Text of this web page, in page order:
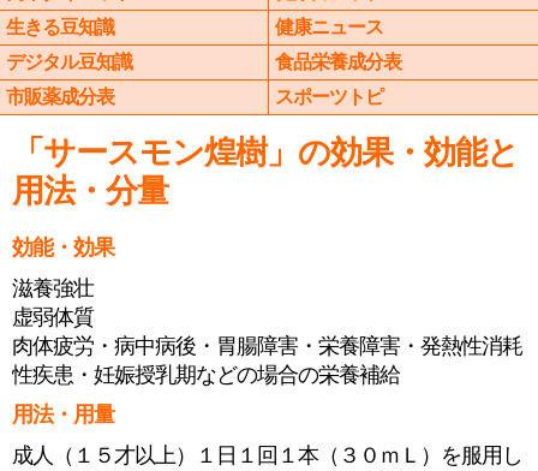
生きる豆知識
健康ニュース
デジタル豆知識
食品栄養成分表
市販薬成分表
スポーツトピ
「サースモン煌樹」の効果・効能と
用法・分量
効能・効果
滋養強壮
虚弱体質
肉体疲労・病中病後・胃腸障害・栄養障害・発熱性消耗
性疾患・妊娠授乳期などの場合の栄養補給
用法・用量
成人（１５才以上）１日１回１本（３０ｍＬ）を服用し